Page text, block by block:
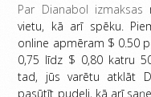
Par Dianabol izmaksas
vietu, kā arī spēku.
online apmēram $ 0.50
0,75 līdz $ 0,80 katru
tad, jūs varētu atklāt
pasūtīt pudeli, kā arī